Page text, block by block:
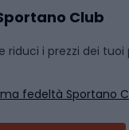
Club
riduci i prezzi dei tuoi
fedeltà Sportano